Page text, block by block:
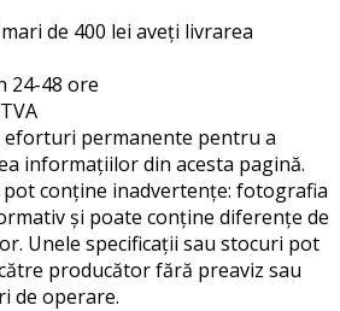
de 400 lei aveți livrarea
24-48 ore
eforturi permanente pentru a
informațiilor din acesta pagină.
pot conține inadvertențe: fotografia
și poate conține diferențe de
Unele specificații sau stocuri pot
producător fără preaviz sau
de operare.